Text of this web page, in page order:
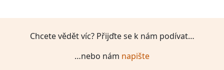
Chcete vědět víc? Přijďte se k nám podívat…
…nebo nám napište